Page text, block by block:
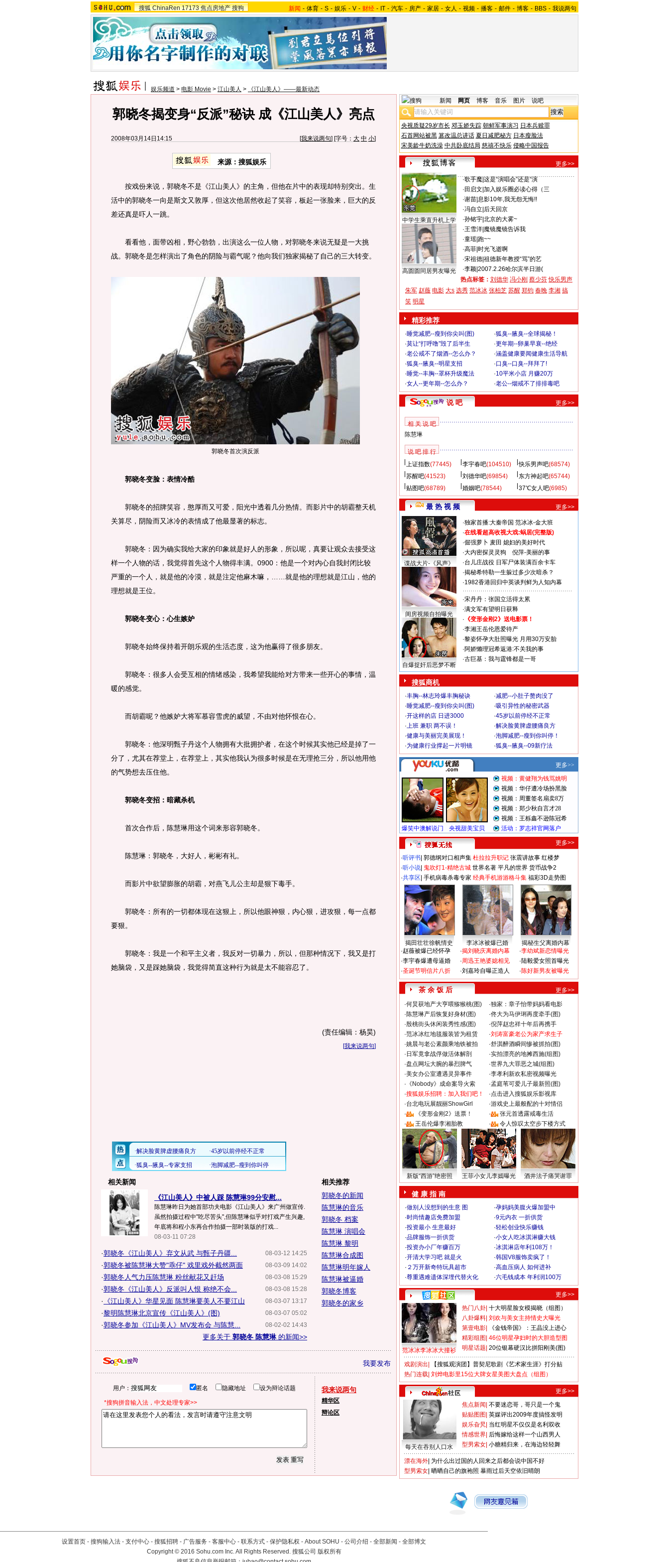
搜狐 ChinaRen 17173 焦点房地产 搜狗 新闻 - 体育 - S - 娱乐 - V - 财经 - IT - 汽车 - 房产 - 家居 - 女人 - 视频 - 播客 - 邮件 - 博客 - BBS - 我说两句
娱乐频道 > 电影 Movie > 江山美人 > 《江山美人》——最新动态
郭晓冬揭变身“反派”秘诀 成《江山美人》亮点
2008年03月14日14:15 [我来说两句] [字号： 大 中 小]
来源：搜狐娱乐
按戏份来说，郭晓冬不是《江山美人》的主角，但他在片中的表现却特别突出。生
活中的郭晓冬一向是斯文又敦厚，但这次他居然收起了笑容，板起一张脸来，巨大的反
差还真是吓人一跳。
看看他，面带凶相，野心勃勃，出演这么一位人物，对郭晓冬来说无疑是一大挑
战。郭晓冬是怎样演出了角色的阴险与霸气呢？他向我们独家揭秘了自己的三大转变。
郭晓冬首次演反派
郭晓冬变脸：表情冷酷
郭晓冬的招牌笑容，憨厚而又可爱，阳光中透着几分热情。而影片中的胡霸整天机
关算尽，阴险而又冰冷的表情成了他最显著的标志。
郭晓冬：因为确实我给大家的印象就是好人的形象，所以呢，真要让观众去接受这
样一个人物的话，我觉得首先这个人物得丰满。0900：他是一个对内心自我封闭比较
严重的一个人，就是他的冷漠，就是注定他麻木嘛，……就是他的理想就是江山，他的
理想就是王位。
郭晓冬变心：心生嫉妒
郭晓冬始终保持着开朗乐观的生活态度，这为他赢得了很多朋友。
郭晓冬：很多人会受互相的情绪感染，我希望我能给对方带来一些开心的事情，温
暖的感觉。
而胡霸呢？他嫉妒大将军慕容雪虎的威望，不由对他怀恨在心。
郭晓冬：他深明甄子丹这个人物拥有大批拥护者，在这个时候其实他已经是掉了一
分了，尤其在荐堂上，在荐堂上，其实他我认为很多时候是在无理抢三分，所以他用他
的气势想去压住他。
郭晓冬变招：暗藏杀机
首次合作后，陈慧琳用这个词来形容郭晓冬。
陈慧琳：郭晓冬，大好人，彬彬有礼。
而影片中欲望膨胀的胡霸，对燕飞儿公主却是狠下毒手。
郭晓冬：所有的一切都体现在这狠上，所以他眼神狠，内心狠，进攻狠，每一点都
要狠。
郭晓冬：我是一个和平主义者，我反对一切暴力，所以，但那种情况下，我又是打
她脑袋，又是踩她脑袋，我觉得简直这种行为就是太不能容忍了。
(责任编辑：杨昊)
[我来说两句]
相关新闻
《江山美人》中被人踩 陈慧琳99分安慰...
陈慧琳昨日为她首部功夫电影《江山美人》来广州做宣传.
虽然拍摄过程中"吃尽苦头",但陈慧琳似乎对打戏产生兴趣,
年底将和程小东再合作拍摄一部时装版的打戏...
08-03-11 07:28
08-03-12 14:25
·郭晓冬《江山美人》弃文从武 与甄子丹疆...
08-03-09 14:02
·郭晓冬被陈慧琳大赞"乖仔" 戏里戏外截然两面
08-03-08 15:29
·郭晓冬人气力压陈慧琳 粉丝献花又赶场
08-03-08 15:28
·郭晓冬《江山美人》反派叫人恨 称绝不会...
08-03-07 13:17
· 《江山美人》华星见面 陈慧琳要美人不要江山
08-03-07 05:02
·黎明陈慧琳北京宣传《江山美人》(图)
08-02-02 14:43
·郭晓冬参加《江山美人》MV发布会 与陈慧...
更多关于 郭晓冬 陈慧琳 的新闻>>
相关推荐
郭晓冬的新闻
陈慧琳的音乐
郭晓冬 档案
陈慧琳 演唱会
陈慧琳 黎明
陈慧琳合成图
陈慧琳明年嫁人
陈慧琳被逼婚
郭晓冬博客
郭晓冬的家乡
我要发布
用户： 匿名 隐藏地址 设为辩论话题
*搜狗拼音输入法，中文处理专家>>
我来说两句
精华区
辩论区
新闻 网页 博客 音乐 图片 说吧
央视质疑29岁市长 邓玉娇失踪 朝鲜军事演习 日本兵赎罪
石首网站被黑 篡改温总讲话 夏日减肥秘方 日本瘦脸法
宋美龄牛奶洗澡 中共卧底结局 慈禧不快乐 侵略中国报告
更多>>
中学生乘直升机上学
高圆圆同居男友曝光
·歌手魔| 这是“演唱会”还是“演
· 田启文 加入娱乐圈必读心得（三
·谢苗| 息影10年,我无怨无悔!!
·冯自立 后天回京
·孙铭宇| 北京的大雾~
·王雪洋| 魔镜魔镜告诉我
·童瑶| 跑~~
·高菲| 时光飞逝啊
·宋祖德| 祖德新年教授“骂”的艺
·李颖| 2007.2.26哈尔滨半日游(
热点标签： 刘德华 冯小刚 蔡少芬 快乐男声
朱军 赵薇 电影 大s 选秀 范冰冰 张柏芝 苏醒 郑钧 春晚 李湘 搞
笑 明星
精彩推荐
·睡觉减肥--瘦到你尖叫(图) ·狐臭--腋臭--全球揭秘！
·莫让“打呼噜”毁了后半生 ·更年期--卵巢早衰--绝经
·老公戒不了烟酒--怎么办？ ·涵盖健康要闻健康生活导航
·狐臭--腋臭--明星支招 ·口臭--口臭--拜拜了!
·睡觉--丰胸--罩杯升级魔法 ·10平米小店 月赚20万
·女人--更年期--怎么办？ ·老公--烟戒不了排排毒吧
说 吧 更多>>
相 关 说 吧
陈慧琳
说 吧 排 行
上证指数(77445) 李宇春吧(104510) 快乐男声吧(68574)
苏醒吧(41523) 刘德华吧(69854) 东方神起吧(65744)
贴图吧(68789) 婚姻吧(78544) 37℃女人吧(6985)
最 热 视 频 更多>>
谍战大片-《风声》
闺房视频自拍曝光
自爆捉奸后恶梦不断
·独家首播:大秦帝国 范冰冰-金大班
·在线看超高收视大戏:蜗居(完整版)
·倔强萝卜 麦田 媳妇的美好时代
·大内密探灵灵狗
倪萍-美丽的事
·台儿庄战役 日军尸体装满百余卡车
·揭秘希特勒一生躲过多少次暗杀？
·1982香港回归中英谈判鲜为人知内幕
·宋丹丹：张国立活得太累
·满文军有望明日获释
· 《变形金刚2》送电影票！
·李湘王岳伦恩爱待产
·黎姿怀孕大肚照曝光 月用30万安胎
·阿娇懒理冠希返港:不关我的事
·古巨基：我与霆锋都是一哥
搜狐商机
·丰胸--林志玲爆丰胸秘诀 ·减肥--小肚子赘肉没了
·睡觉减肥--瘦到你尖叫(图) ·吸引异性的秘密武器
·开这样的店 日进3000 ·45岁以前停经不正常
·上班 兼职 两不误！ ·解决脸黄脾虚腰痛良方
·健康与美丽完美展现！ ·泡脚减肥--瘦到你叫停！
·为健康行业撑起一片明镜 ·狐臭--腋臭--09新疗法
更多>>
·听评书 郭德纲对口相声集 杜拉拉升职记 张震讲故事 红楼梦
·听小说 鬼吹灯1-精绝古城 世界名著 平凡的世界 货币战争2
·共享区 手机病毒杀毒专家 经典手机游游格斗集 福彩3D走势图
揭田壮壮徐帆情史 李冰冰被爆已婚
揭秘生父离婚内幕
·赵薇被爆已经怀孕
·李宇春爆遭母逼婚
·圣诞节明信片八折
·揭刘晓庆离婚内幕
·周迅王艳婆媳相见
·刘嘉玲自曝正造人
·李幼斌新恋情曝光
·陆毅爱女照首曝光
·陈好新男友被曝光
茶 余 饭 后
更多>>
·何炅获地产大亨喂猕猴桃(图) ·独家：章子怡带妈妈看电影
·陈慧琳产后恢复好身材(图) ·佟大为马伊琍再度牵手(图)
·殷桃街头休闲装秀性感(图) ·倪萍赵忠祥十年后再携手
·范冰冰红地毯服装皆为租赁 ·刘涛富豪老公为家产求生子
·姚晨与老公素颜乘地铁被拍 ·舒淇醉酒瞬间惨被抓拍(图)
· 日军竟拿战俘做活体解剖 ·实拍漂亮的地摊西施(组图)
·盘点网坛大腕的暴烈脾气 ·世界九大罪恶之城(组图)
·美女办公室遭遇灵异事件 ·李孝利新欢私密视频曝光
· 《Nobody》成命案导火索 ·孟庭苇可爱儿子最新照(图)
·搜狐娱乐招聘：加入我们吧！ ·点击进入搜狐娱乐影视库
·台北电玩展靓丽ShowGirl ·游戏史上最般配的十对情侣
·
《变形金刚2》送票！ ·
张元首透露戒毒生活
·
王岳伦爆李湘胎教 · 令人惊叹太空步下楼方式
新版“西游”绝密照 王菲小女儿李嫣曝光 酒井法子痛哭谢罪
健 康 指 南
·做别人没想到的生意 图 ·孕妈妈美腹火爆加盟中
·时尚情趣店免费加盟 ·9元内衣 一折供货
·投资最小 生意最好 ·轻松创业快乐赚钱
·品牌服饰一折供货 ·小女人吃冰淇淋赚大钱
·投资办小厂年赚百万 ·冰淇淋店年利108万！
·开清大学习吧 就是火 ·韩国V8服饰卖疯了！
· ２万开新奇特玩具超市 ·高血压病人 如何进补
·尊重遇难遗体深埋代替火化 ·六毛钱成本 年利润100万
更多>>
范冰冰李冰冰大撞衫
热门八卦 十大明星脸女模揭晓（组图）
八卦爆料 刘欢与美女主持情史大曝光
第壹电影
《金钱帝国》：王晶没上进心
精彩组图 46位明星孕妇时的大胆造型图
明星话题 20位银幕硬汉比拼阳刚美(图)
戏剧演出
【搜狐观演团】普契尼歌剧《艺术家生涯》打分贴
热门连载 刘烨电影里15位大牌女星美图大盘点（组图）
更多>>
每天在吞别人口水
焦点新闻 不要迷恋哥，哥只是一个鬼
贴贴图图 英媒评出2009年度搞怪发明
娱乐旮旯 当红明星不仅仅是名利双收
情感世界 后悔嫁给这样一个山西男人
型男索女 小糖精归来，在海边轻轻舞
漂在海外 为什么出过国的人回来之后都会说中国不好
型男索女 晒晒自己的旗袍照 暴雨过后天空依旧晴朗
设置首页 - 搜狗输入法 - 支付中心 - 搜狐招聘 - 广告服务 - 客服中心 - 联系方式 - 保护隐私权 - About SOHU - 公司介绍 - 全部新闻 - 全部博文
Copyright©2016 Sohu.com Inc. All Rights Reserved. 搜狐公司 版权所有